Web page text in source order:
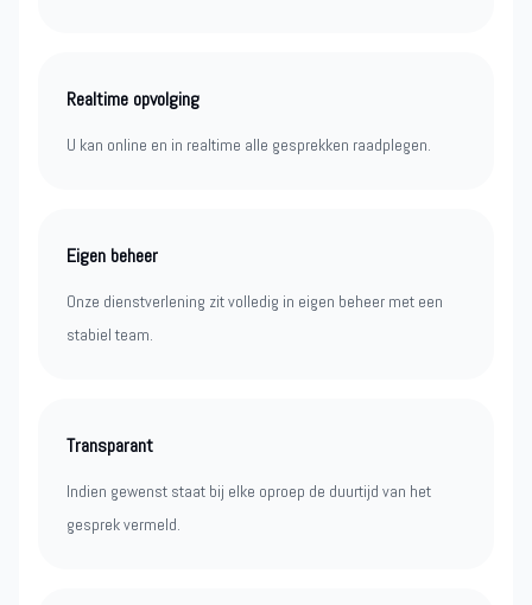
Realtime opvolging
U kan online en in realtime alle gesprekken raadplegen.
Eigen beheer
Onze dienstverlening zit volledig in eigen beheer met een
stabiel team.
Transparant
Indien gewenst staat bij elke oproep de duurtijd van het
gesprek vermeld.